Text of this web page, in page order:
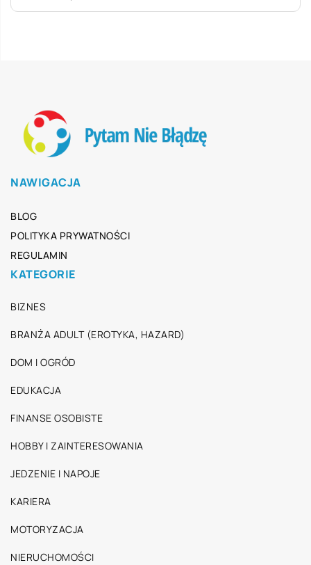
NAWIGACJA
BLOG
POLITYKA PRYWATNOŚCI
REGULAMIN
KATEGORIE
BIZNES
BRANŻA ADULT (EROTYKA, HAZARD)
DOM I OGRÓD
EDUKACJA
FINANSE OSOBISTE
HOBBY I ZAINTERESOWANIA
JEDZENIE I NAPOJE
KARIERA
MOTORYZACJA
NIERUCHOMOŚCI